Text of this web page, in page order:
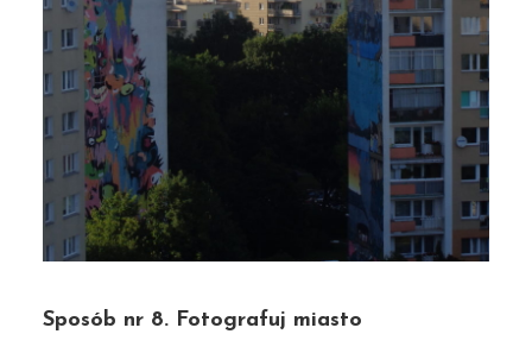
Sposób nr 8. Fotografuj miasto